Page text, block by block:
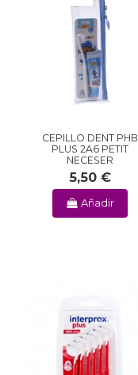
CEPILLO DENT PHB
PLUS 2A6 PETIT
NECESER
5,50 €
Añadir